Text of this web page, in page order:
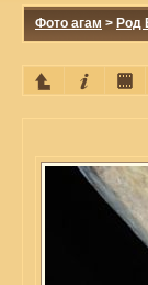
Фото агам > Род